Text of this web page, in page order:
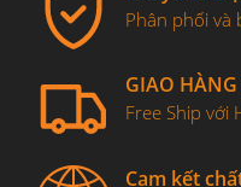
Phân phối và
GIAO
Free Ship với
Cam kết